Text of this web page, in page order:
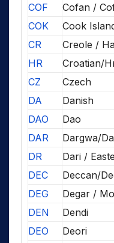
COF
Cofan /
COK
Cook
CR
Creole /
HR
Croatian/
CZ
Czech
DA
Danish
DAO
Dao
DAR
Dargwa/
DR
Dari /
DEC
Deccan/
DEG
Degar /
DEN
Dendi
DEO
Deori